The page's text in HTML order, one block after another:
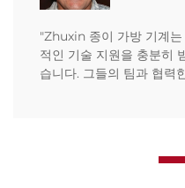
"Zhuxin 종이 가방 기계
적인 기술 지원을 충분히
습니다. 그들의 팀과 협력